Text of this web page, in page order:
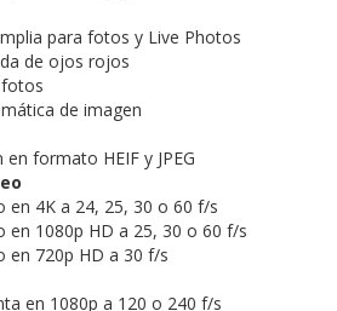
para fotos y Live Photos
de ojos rojos
de imagen
formato HEIF y JPEG
en 4K a 24, 25, 30 o 60 f/s
en 1080p HD a 25, 30 o 60 f/s
en 720p HD a 30 f/s
en 1080p a 120 o 240 f/s